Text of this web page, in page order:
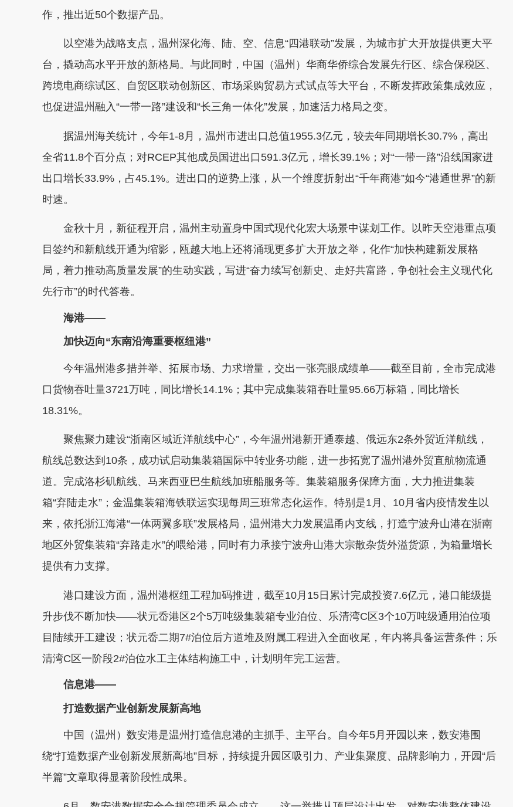
作，推出近50个数据产品。
以空港为战略支点，温州深化海、陆、空、信息“四港联动”发展，为城市扩大开放提供更大平
台，撬动高水平开放的新格局。与此同时，中国（温州）华商华侨综合发展先行区、综合保税区、
跨境电商综试区、自贸区联动创新区、市场采购贸易方式试点等大平台，不断发挥政策集成效应，
也促进温州融入“一带一路”建设和“长三角一体化”发展，加速活力格局之变。
据温州海关统计，今年1-8月，温州市进出口总值1955.3亿元，较去年同期增长30.7%，高出
全省11.8个百分点；对RCEP其他成员国进出口591.3亿元，增长39.1%；对“一带一路”沿线国家进
出口增长33.9%，占45.1%。进出口的逆势上涨，从一个维度折射出“千年商港”如今“港通世界”的新
时速。
金秋十月，新征程开启，温州主动置身中国式现代化宏大场景中谋划工作。以昨天空港重点项
目签约和新航线开通为缩影，瓯越大地上还将涌现更多扩大开放之举，化作“加快构建新发展格
局，着力推动高质量发展”的生动实践，写进“奋力续写创新史、走好共富路，争创社会主义现代化
先行市”的时代答卷。
海港——
加快迈向“东南沿海重要枢纽港”
今年温州港多措并举、拓展市场、力求增量，交出一张亮眼成绩单——截至目前，全市完成港
口货物吞吐量3721万吨，同比增长14.1%；其中完成集装箱吞吐量95.66万标箱，同比增长
18.31%。
聚焦聚力建设“浙南区域近洋航线中心”，今年温州港新开通泰越、俄远东2条外贸近洋航线，
航线总数达到10条，成功试启动集装箱国际中转业务功能，进一步拓宽了温州港外贸直航物流通
道。完成洛杉矶航线、马来西亚巴生航线加班船服务等。集装箱服务保障方面，大力推进集装
箱“弃陆走水”；金温集装箱海铁联运实现每周三班常态化运作。特别是1月、10月省内疫情发生以
来，依托浙江海港“一体两翼多联”发展格局，温州港大力发展温甬内支线，打造宁波舟山港在浙南
地区外贸集装箱“弃路走水”的喂给港，同时有力承接宁波舟山港大宗散杂货外溢货源，为箱量增长
提供有力支撑。
港口建设方面，温州港枢纽工程加码推进，截至10月15日累计完成投资7.6亿元，港口能级提
升步伐不断加快——状元岙港区2个5万吨级集装箱专业泊位、乐清湾C区3个10万吨级通用泊位项
目陆续开工建设；状元岙二期7#泊位后方道堆及附属工程进入全面收尾，年内将具备运营条件；乐
清湾C区一阶段2#泊位水工主体结构施工中，计划明年完工运营。
信息港——
打造数据产业创新发展新高地
中国（温州）数安港是温州打造信息港的主抓手、主平台。自今年5月开园以来，数安港围
绕“打造数据产业创新发展新高地”目标，持续提升园区吸引力、产业集聚度、品牌影响力，开园“后
半篇”文章取得显著阶段性成果。